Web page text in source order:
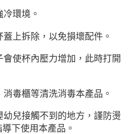
環境。
上拆除，以免損壞配件。
使杯內壓力增加，此時打開
毒櫃等清洗消毒本產品。
兒接觸不到的地方，謹防燙
下使用本產品。